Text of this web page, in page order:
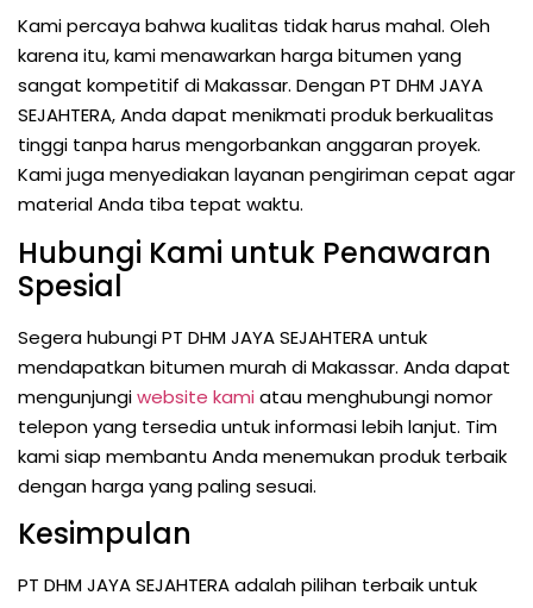
Kami percaya bahwa kualitas tidak harus mahal. Oleh
karena itu, kami menawarkan harga bitumen yang
sangat kompetitif di Makassar. Dengan PT DHM JAYA
SEJAHTERA, Anda dapat menikmati produk berkualitas
tinggi tanpa harus mengorbankan anggaran proyek.
Kami juga menyediakan layanan pengiriman cepat agar
material Anda tiba tepat waktu.
Hubungi Kami untuk Penawaran
Spesial
Segera hubungi PT DHM JAYA SEJAHTERA untuk
mendapatkan bitumen murah di Makassar. Anda dapat
mengunjungiwebsite kami atau menghubungi nomor
telepon yang tersedia untuk informasi lebih lanjut. Tim
kami siap membantu Anda menemukan produk terbaik
dengan harga yang paling sesuai.
Kesimpulan
PT DHM JAYA SEJAHTERA adalah pilihan terbaik untuk